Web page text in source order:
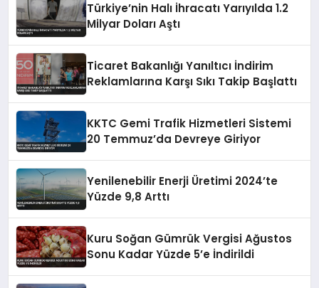
Türkiye’nin Halı İhracatı Yarıyılda 1.2
Milyar Doları Aştı
Ticaret Bakanlığı Yanıltıcı İndirim
Reklamlarına Karşı Sıkı Takip Başlattı
KKTC Gemi Trafik Hizmetleri Sistemi
20 Temmuz’da Devreye Giriyor
Yenilenebilir Enerji Üretimi 2024’te
Yüzde 9,8 Arttı
Kuru Soğan Gümrük Vergisi Ağustos
Sonu Kadar Yüzde 5’e İndirildi